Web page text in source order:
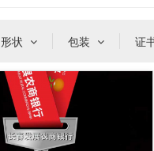
形状 包装 证